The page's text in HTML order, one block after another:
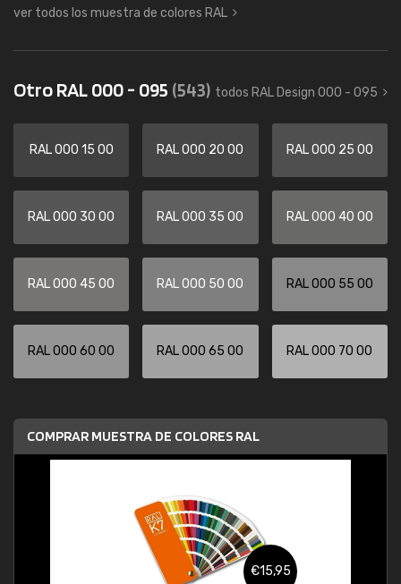
ver todos los muestra de colores RAL
Otro RAL 000 - 095 (543) todos RAL Design 000 - 095
RAL 000 15 00 RAL 000 20 00 RAL 000 25 00
RAL 000 30 00 RAL 000 35 00 RAL 000 40 00
RAL 000 45 00 RAL 000 50 00 RAL 000 55 00
RAL 000 60 00 RAL 000 65 00 RAL 000 70 00
COMPRAR MUESTRA DE COLORES RAL
€15,95